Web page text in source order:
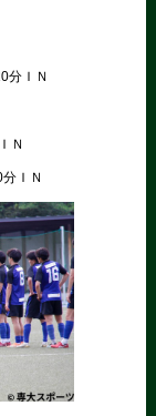
分ＩＮ
Ｎ
分ＩＮ